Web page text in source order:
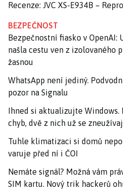
Recenze: JVC XS-E934B –
BEZPEČNOST
Bezpečnostní fiasko v OpenAI:
našla cestu ven z izolovaného
žasnou
WhatsApp není jediný.
pozor na Signalu
Ihned si aktualizujte
chyb, dvě z nich už se
Tuhle klimatizaci si domů
varuje před ní i ČOI
Nemáte signál? Možná vám
SIM kartu. Nový trik hackerů